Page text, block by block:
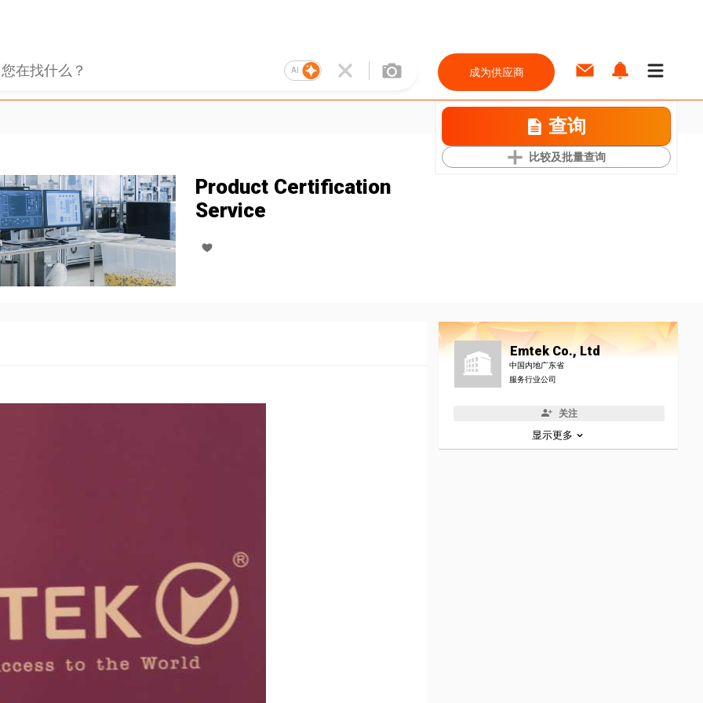
AI 成为供应商
查询
比较及批量查询
Product Certification
Service
Emtek Co., Ltd
中国内地广东省
服务行业公司
关注
显示更多